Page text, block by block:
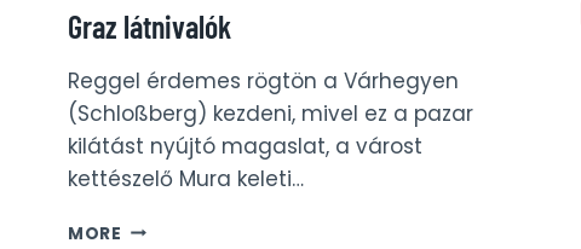
Graz látnivalók
Reggel érdemes rögtön a Várhegyen
(Schloßberg) kezdeni, mivel ez a pazar
kilátást nyújtó magaslat, a várost
kettészelő Mura keleti…
MORE GRAZ